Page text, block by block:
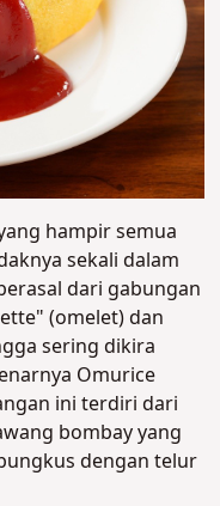
hampir semua
sekali dalam
dari gabungan
(omelet) dan
sering dikira
Omurice
ini terdiri dari
bombay yang
dengan telur